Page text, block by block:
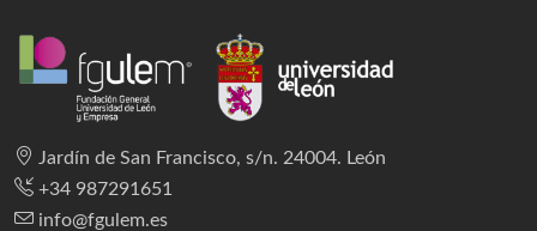
Jardín de San Francisco, s/n. 24004. León
+34 987291651
info@fgulem.es